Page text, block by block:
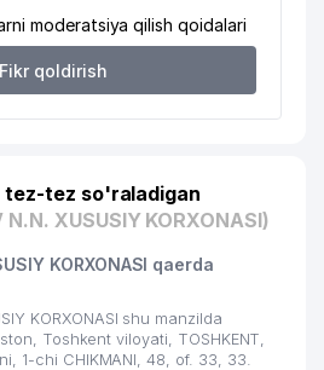
670 м
LOGISTIC SERVICE
742 м
STUDIO MChJ
XIIChK
MChJ 781 м
moderatsiya qilish qoidalari
Fikr qoldirish
tez-tez so'raladigan
N.N. XUSUSIY KORXONASI)
KORXONASI qaerda
KORXONASI shu manzilda
Toshkent viloyati, TOSHKENT,
1-chi CHIKMANI, 48, of. 33, 33.